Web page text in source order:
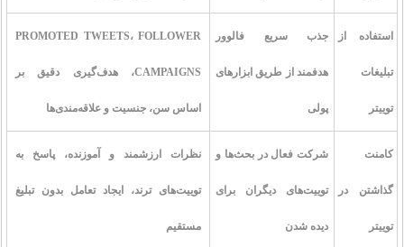
استفاده از
تبلیغات
توییتر
جذب سریع فالوور
هدفمند از طریق ابزارهای
پولی
PROMOTED TWEETS، FOLLOWER
CAMPAIGNS، هدف‌گیری دقیق بر
اساس سن، جنسیت و علاقه‌مندی‌ها
کامنت
گذاشتن در
توییتر
شرکت فعال در بحث‌ها و
توییت‌های دیگران برای
دیده شدن
نظرات ارزشمند و آموزنده، پاسخ به
توییت‌های ترند، ایجاد تعامل بدون تبلیغ
مستقیم